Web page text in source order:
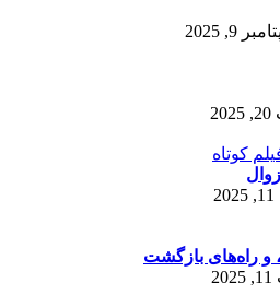
9, 2025
کوتاه
راه‌های بازگشت